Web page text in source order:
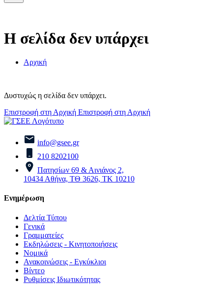
Η σελίδα δεν υπάρχει
Αρχική
Δυστυχώς η σελίδα δεν υπάρχει.
Επιστροφή στη Αρχική Επιστροφή στη Αρχική
info@gsee.gr
210 8202100
Πατησίων 69 & Αινιάνος 2,
10434 Αθήνα, ΤΘ 3626, ΤΚ 10210
Ενημέρωση
Δελτία Τύπου
Γενικά
Γραμματείες
Εκδηλώσεις - Κινητοποιήσεις
Νομικά
Ανακοινώσεις - Εγκύκλιοι
Βίντεο
Ρυθμίσεις Ιδιωτικότητας